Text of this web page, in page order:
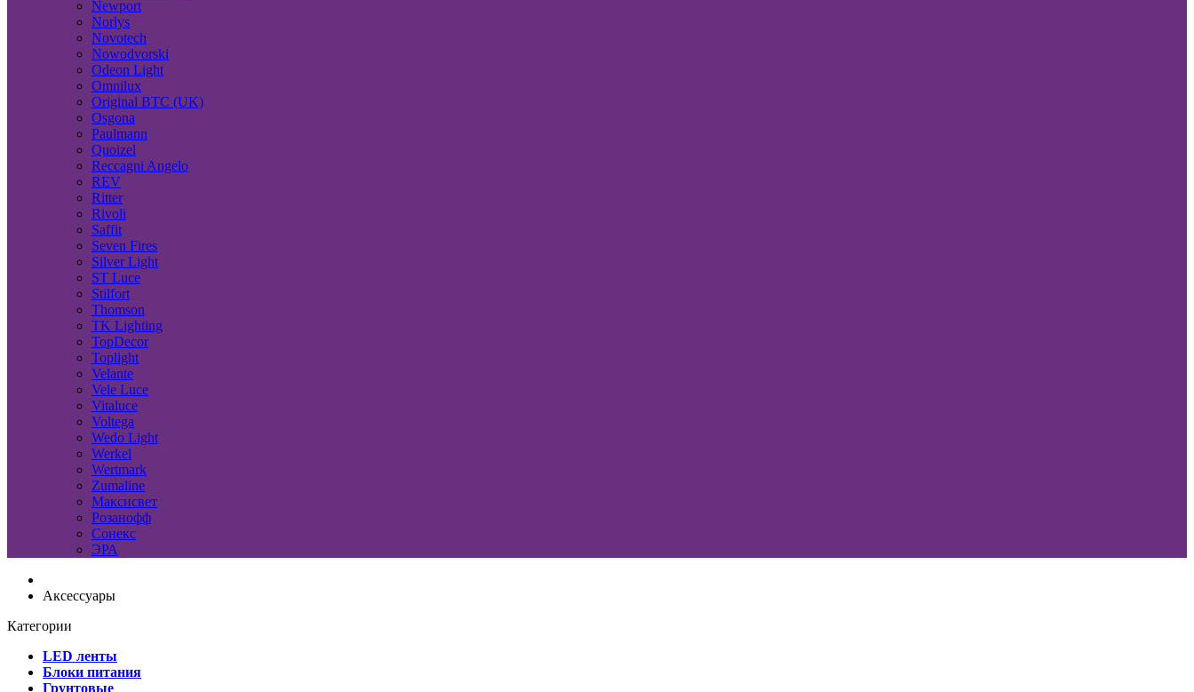
Newport
Norlys
Novotech
Nowodvorski
Odeon Light
Omnilux
Original BTC (UK)
Osgona
Paulmann
Quoizel
Reccagni Angelo
REV
Ritter
Rivoli
Saffit
Seven Fires
Silver Light
ST Luce
Stilfort
Thomson
TK Lighting
TopDecor
Toplight
Velante
Vele Luce
Vitaluce
Voltega
Wedo Light
Werkel
Wertmark
Zumaline
Максисвет
Розанофф
Сонекс
ЭРА
Аксессуары
Категории
LED ленты
Блоки питания
Грунтовые